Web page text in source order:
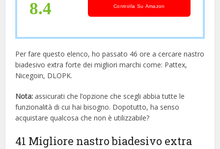
8.4 Controlla Su Amazon
Per fare questo elenco, ho passato 46 ore a cercare nastro
biadesivo extra forte dei migliori marchi come: Pattex,
Nicegoin, DLOPK.
Nota: assicurati che l’opzione che scegli abbia tutte le
funzionalità di cui hai bisogno. Dopotutto, ha senso
acquistare qualcosa che non è utilizzabile?
41 Migliore nastro biadesivo extra